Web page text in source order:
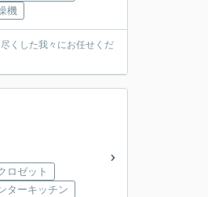
機
くした我々にお任せくだ
ロゼット
ターキッチン